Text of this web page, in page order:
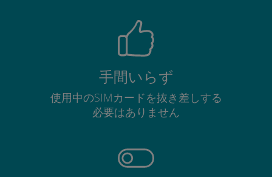
手間いらず
使用中のSIMカードを抜き差しする
必要はありません